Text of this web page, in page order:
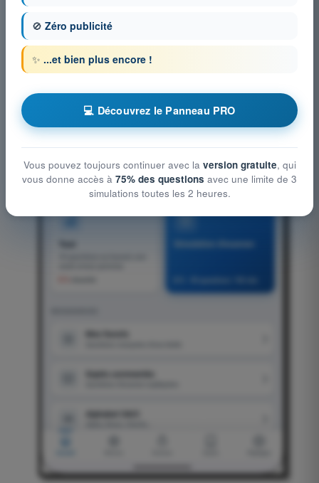
‹ ›
🚫 Zéro publicité
✨ ...et bien plus encore !
💻 Découvrez le Panneau PRO
Vous pouvez toujours continuer avec la version gratuite, qui
vous donne accès à 75% des questions avec une limite de 3
simulations toutes les 2 heures.